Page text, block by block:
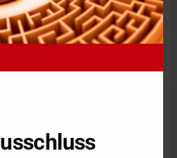
Vermächtnis, weil sich hierfür
des Erblassers finden lassen
Wille feststellbar ist, der
Vermächtnis angesehen